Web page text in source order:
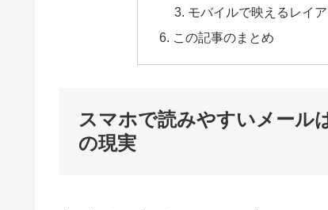
モバイルで映えるレイ
この記事のまとめ
スマホで読みやすいメール
の現実